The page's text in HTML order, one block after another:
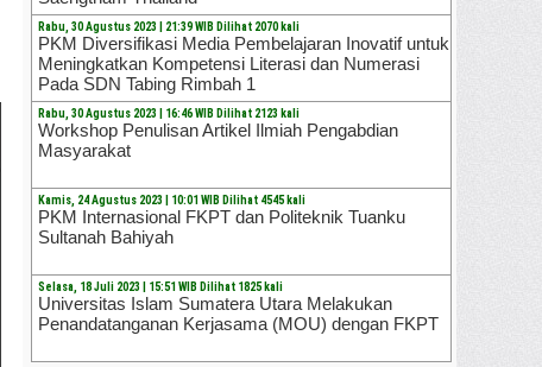
Rabu, 30 Agustus 2023 | 21:39 WIB Dilihat 2070 kali
PKM Diversifikasi Media Pembelajaran Inovatif untuk
Meningkatkan Kompetensi Literasi dan Numerasi
Pada SDN Tabing Rimbah 1
Rabu, 30 Agustus 2023 | 16:46 WIB Dilihat 2123 kali
Workshop Penulisan Artikel Ilmiah Pengabdian
Masyarakat
Kamis, 24 Agustus 2023 | 10:01 WIB Dilihat 4545 kali
PKM Internasional FKPT dan Politeknik Tuanku
Sultanah Bahiyah
Selasa, 18 Juli 2023 | 15:51 WIB Dilihat 1825 kali
Universitas Islam Sumatera Utara Melakukan
Penandatanganan Kerjasama (MOU) dengan FKPT